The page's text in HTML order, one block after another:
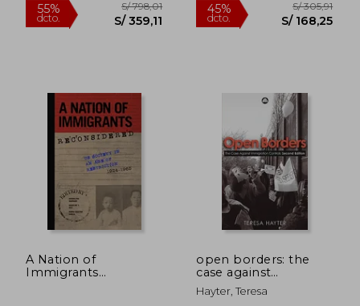
Iberoamericana de
Derecho)
A Nation of
Immigrants
open borders: the
case against
immigration controls
(en Inglés)
Hayter, Teresa